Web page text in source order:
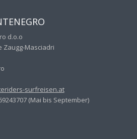
d.o.o
Zaugg-Masciadri
surfreisen.at
(Mai bis September)